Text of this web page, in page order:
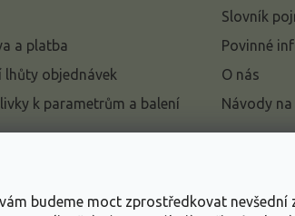
budeme moct zprostředkovat nevšední
a platba
lhůty objednávek
k parametrům a balení
o ochraně osobních
Slovník
Povinné
O nás
Návody